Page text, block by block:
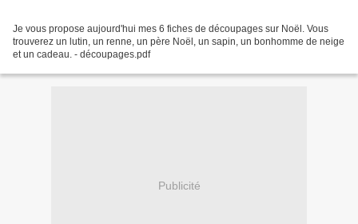
Je vous propose aujourd'hui mes 6 fiches de découpages sur Noël. Vous
trouverez un lutin, un renne, un père Noël, un sapin, un bonhomme de neige
et un cadeau. - découpages.pdf
Publicité